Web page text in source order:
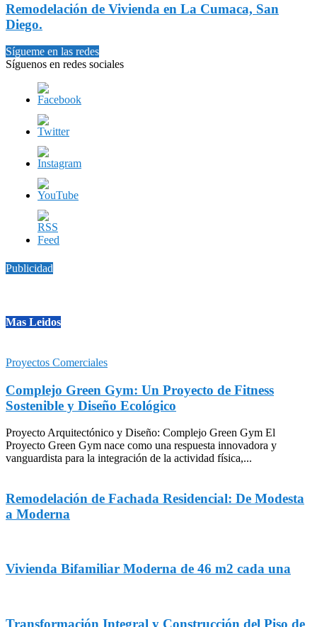
Remodelación de Vivienda en La Cumaca, San
Diego.
Sígueme en las redes
Síguenos en redes sociales
Publicidad
Mas Leidos
Proyectos Comerciales
Complejo Green Gym: Un Proyecto de Fitness
Sostenible y Diseño Ecológico
Proyecto Arquitectónico y Diseño: Complejo Green Gym El
Proyecto Green Gym nace como una respuesta innovadora y
vanguardista para la integración de la actividad física,...
Remodelación de Fachada Residencial: De Modesta
a Moderna
Vivienda Bifamiliar Moderna de 46 m2 cada una
Transformación Integral y Construcción del Piso de